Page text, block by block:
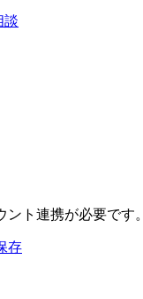
談
ト連携が必要です。
存